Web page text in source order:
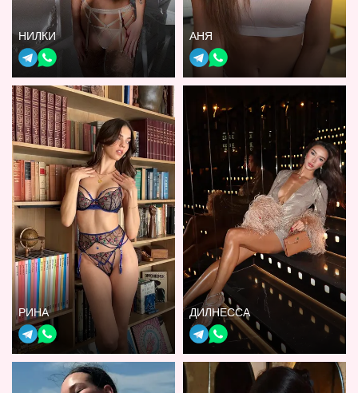
НИЛКИ АНЯ
РИНА ДИЛНЕССА